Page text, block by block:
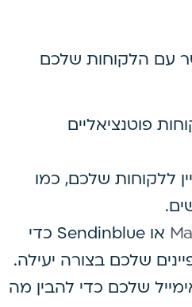
עם הלקוחות שלכם
פוטנציאליים
ללקוחות שלכם, כמו
או Sendinblue כדי
שלכם בצורה יעילה.
שלכם כדי להבין מה